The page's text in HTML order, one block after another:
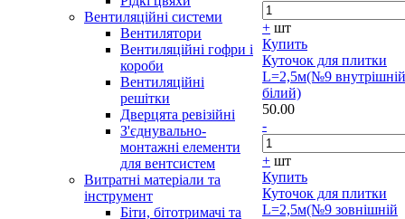
Вентиляційні системи
Вентилятори
Вентиляційні гофри і
короби
Вентиляційні
решітки
Дверцята ревізійні
З'єднувально-
монтажні елементи
для вентсистем
Витратні матеріали та
інструмент
Біти, бітотримачі та
+ шт
Купить
Куточок для плитки
L=2,5м(№9 внутрішній
білий)
50.00
-
+ шт
Купить
Куточок для плитки
L=2,5м(№9 зовнішній